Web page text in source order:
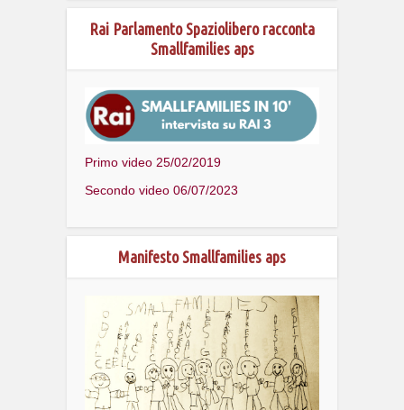
Rai Parlamento Spaziolibero racconta
Smallfamilies aps
Primo video 25/02/2019
Secondo video 06/07/2023
Manifesto Smallfamilies aps